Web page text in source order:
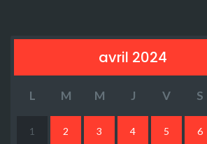
avril 2024
L M M J V S
1 2 3 4 5 6